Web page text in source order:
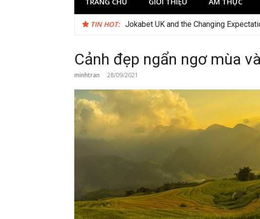
TIN HOT: Test
Cảnh đẹp ngẩn ngơ mùa
minhtran 28/09/2021